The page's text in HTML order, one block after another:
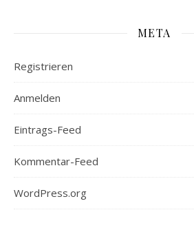
META
Registrieren
Anmelden
Eintrags-Feed
Kommentar-Feed
WordPress.org